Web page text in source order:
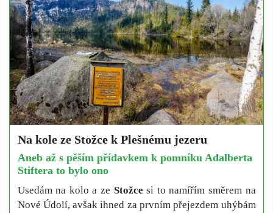
Na kole ze Stožce k Plešnému jezeru
Aneb až s pěším přídavkem k pomníku Adalberta
Stiftera to bylo ono
Usedám na kolo a ze Stožce si to namířím směrem na
Nové Údolí, avšak ihned za prvním přejezdem uhýbám